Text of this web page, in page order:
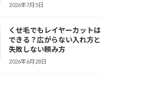
2026年7月5日
くせ毛でもレイヤーカットは
できる？広がらない入れ方と
失敗しない頼み方
2026年6月28日